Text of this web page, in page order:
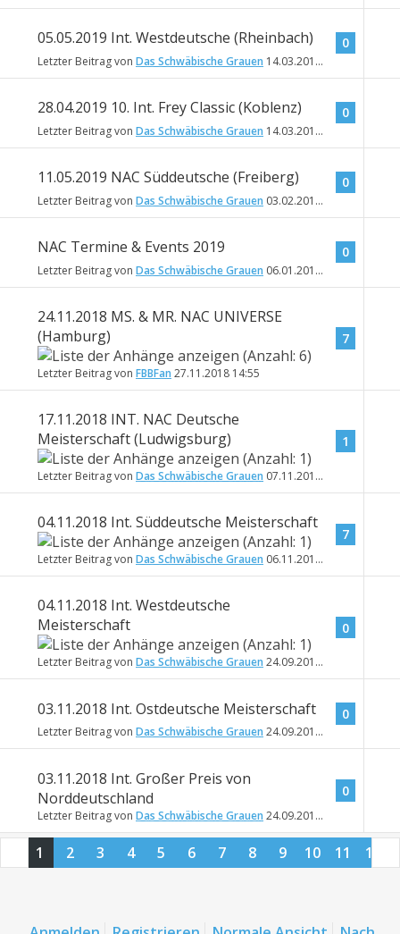
05.05.2019 Int. Westdeutsche (Rheinbach)
Letzter Beitrag von Das Schwäbische Grauen 14.03.2019
0
28.04.2019 10. Int. Frey Classic (Koblenz)
Letzter Beitrag von Das Schwäbische Grauen 14.03.2019
0
11.05.2019 NAC Süddeutsche (Freiberg)
Letzter Beitrag von Das Schwäbische Grauen 03.02.2019
0
NAC Termine & Events 2019
Letzter Beitrag von Das Schwäbische Grauen 06.01.2019
0
24.11.2018 MS. & MR. NAC UNIVERSE
(Hamburg)
Letzter Beitrag von FBBFan 27.11.2018 14:55
7
17.11.2018 INT. NAC Deutsche
Meisterschaft (Ludwigsburg)
Letzter Beitrag von Das Schwäbische Grauen 07.11.2018
1
04.11.2018 Int. Süddeutsche Meisterschaft
Letzter Beitrag von Das Schwäbische Grauen 06.11.2018
7
04.11.2018 Int. Westdeutsche
Meisterschaft
Letzter Beitrag von Das Schwäbische Grauen 24.09.2018
0
03.11.2018 Int. Ostdeutsche Meisterschaft
Letzter Beitrag von Das Schwäbische Grauen 24.09.2018
0
03.11.2018 Int. Großer Preis von
Norddeutschland
Letzter Beitrag von Das Schwäbische Grauen 24.09.2018
0
1 2 3 4 5 6 7 8 9 10 11
12